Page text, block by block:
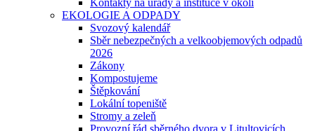
Kontakty na úřady a instituce v okolí
EKOLOGIE A ODPADY
Svozový kalendář
Sběr nebezpečných a velkoobjemových odpadů
2026
Zákony
Kompostujeme
Štěpkování
Lokální topeniště
Stromy a zeleň
Provozní řád sběrného dvora v Litultovicích